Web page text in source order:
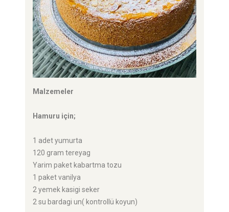
Malzemeler
Hamuru için;
1 adet yumurta
120 gram tereyag
Yarim paket kabartma tozu
1 paket vanilya
2 yemek kasigi seker
2 su bardagi un( kontrollü koyun)